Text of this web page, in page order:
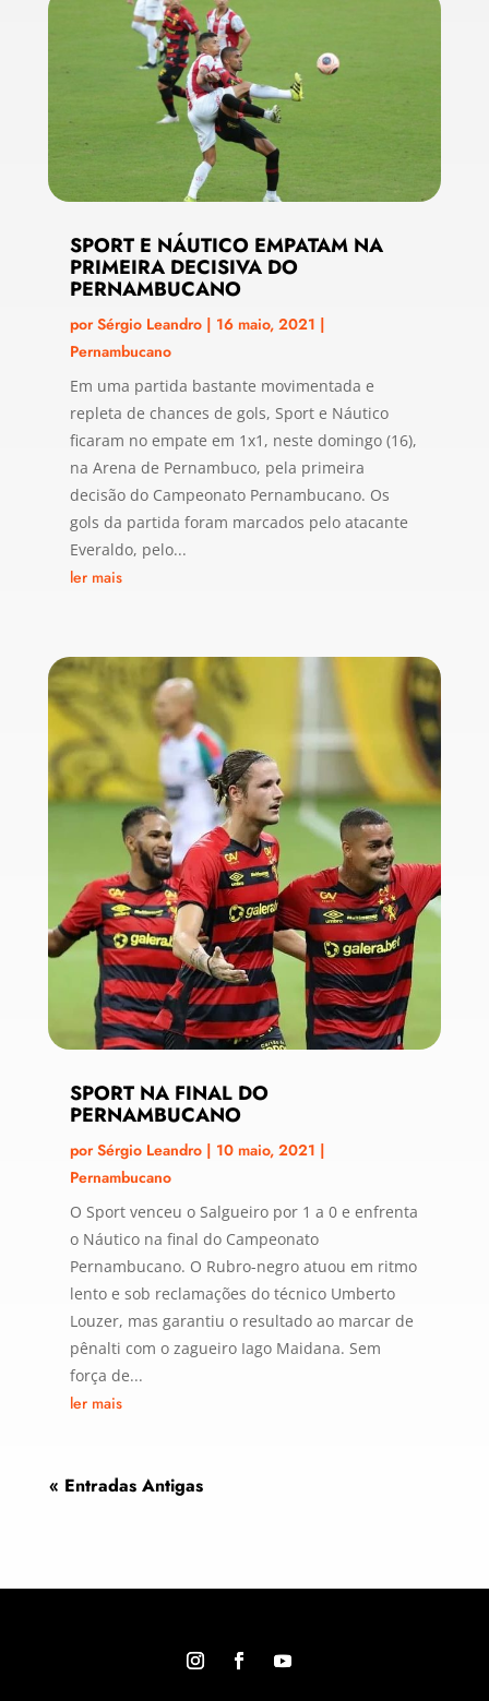
SPORT E NÁUTICO EMPATAM NA
PRIMEIRA DECISIVA DO
PERNAMBUCANO
porSérgio Leandro| 16 maio, 2021 |
Pernambucano
Em uma partida bastante movimentada e
repleta de chances de gols, Sport e Náutico
ficaram no empate em 1x1, neste domingo (16),
na Arena de Pernambuco, pela primeira
decisão do Campeonato Pernambucano. Os
gols da partida foram marcados pelo atacante
Everaldo, pelo...
ler mais
SPORT NA FINAL DO
PERNAMBUCANO
porSérgio Leandro| 10 maio, 2021 |
Pernambucano
O Sport venceu o Salgueiro por 1 a 0 e enfrenta
o Náutico na final do Campeonato
Pernambucano. O Rubro-negro atuou em ritmo
lento e sob reclamações do técnico Umberto
Louzer, mas garantiu o resultado ao marcar de
pênalti com o zagueiro Iago Maidana. Sem
força de...
ler mais
« Entradas Antigas